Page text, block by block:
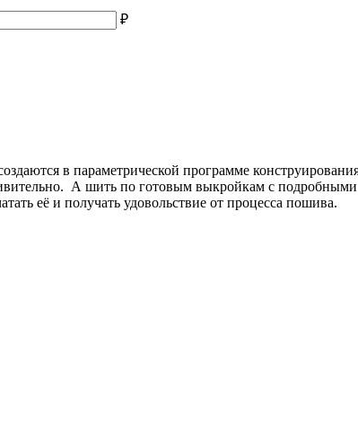
₽
в параметрической программе
А шить по готовым выкройкам с подробными
её и получать удовольствие от процесса пошива.